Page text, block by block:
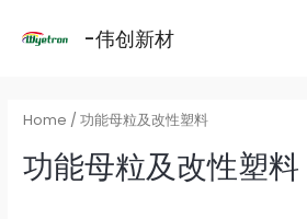
-伟创新材
Home / 功能母粒及改性塑料
功能母粒及改性塑料